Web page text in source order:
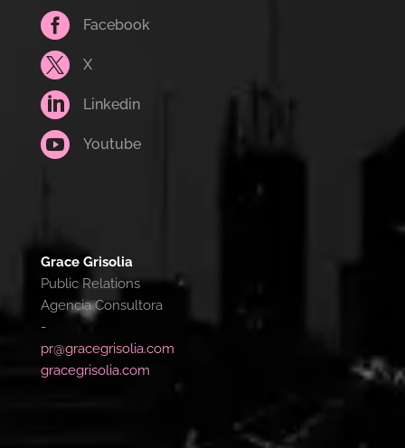
 Facebook
 X
 Linkedin
 Youtube
Grace Grisolia
Public Relations
Agencia Consultora
-
pr@gracegrisolia.com
gracegrisolia.com